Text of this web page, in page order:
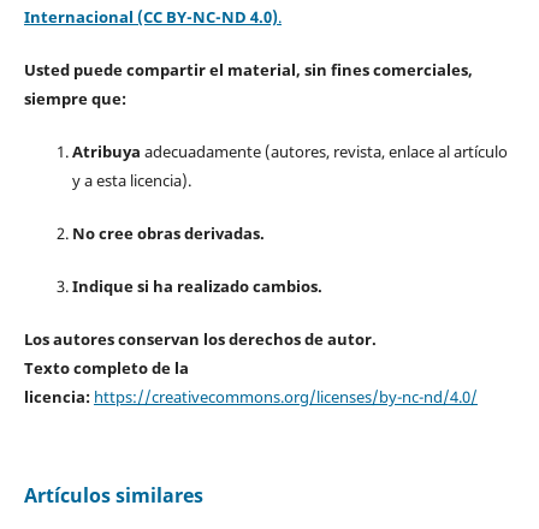
Internacional (CC BY-NC-ND 4.0).
Usted puede compartir el material, sin fines comerciales,
siempre que:
Atribuya adecuadamente (autores, revista, enlace al artículo
y a esta licencia).
No cree obras derivadas.
Indique si ha realizado cambios.
Los autores conservan los derechos de autor.
Texto completo de la
licencia: https://creativecommons.org/licenses/by-nc-nd/4.0/
Artículos similares